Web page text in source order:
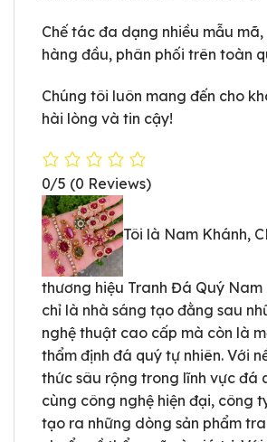
Chế tác đa dạng nhiều mẫu
hàng đầu, phân phối trên toàn
Chúng tôi luôn mang đến cho
hài lòng và tin cậy!
0/5 (0 Reviews)
Tôi là Nam Khánh,
thương hiệu Tranh Đá Quý Nam
chỉ là nhà sáng tạo đằng sau
nghệ thuật cao cấp mà còn là
thẩm định đá quý tự nhiên. Với
thức sâu rộng trong lĩnh vực đá
cùng công nghệ hiện đại, công
tạo ra những dòng sản phẩm